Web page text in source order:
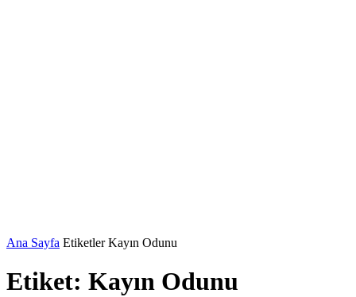
Ana Sayfa Etiketler Kayın Odunu
Etiket: Kayın Odunu